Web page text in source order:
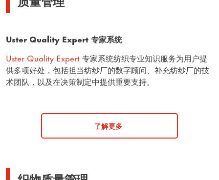
Uster Quality Expert 专家系统
Uster Quality Expert专家系统纺织专业知识服务为用户提
供多项好处，包括担当纺纱厂的数字顾问、补充纺纱厂的技
术团队，以及在决策制定中提供重要支持。
了解更多